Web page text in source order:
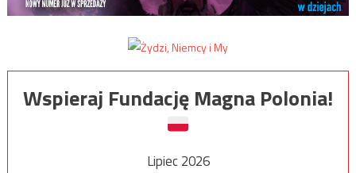
Wspieraj Fundację Magna Polonia!
Lipiec 2026